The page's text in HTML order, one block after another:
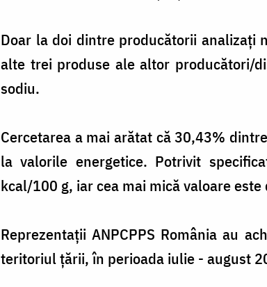
Doar la doi dintre producătorii
alte trei produse ale altor producători/
sodiu.
Cercetarea a mai arătat că 30,43%
la valorile energetice. Potrivit
kcal/100 g, iar cea mai mică valoare
Reprezentaţii ANPCPPS România au
teritoriul ţării, în perioada iulie - august